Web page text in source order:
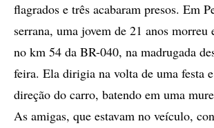
flagrados e três acabaram presos. Em
serrana, uma jovem de 21 anos morreu
no km 54 da BR-040, na madrugada
feira. Ela dirigia na volta de uma festa
direção do carro, batendo em uma
As amigas, que estavam no veículo,